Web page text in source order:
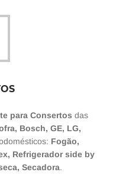
para Consertos das
Bosch, GE, LG,
Fogão,
Refrigerador side by
Secadora.